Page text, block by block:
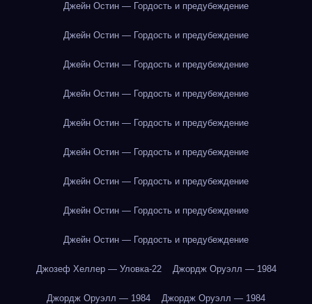
Джейн Остин — Гордость и предубеждение
Джейн Остин — Гордость и предубеждение
Джейн Остин — Гордость и предубеждение
Джейн Остин — Гордость и предубеждение
Джейн Остин — Гордость и предубеждение
Джейн Остин — Гордость и предубеждение
Джейн Остин — Гордость и предубеждение
Джейн Остин — Гордость и предубеждение
Джейн Остин — Гордость и предубеждение
Джозеф Хеллер — Уловка-22 Джордж Оруэлл — 1984
Джордж Оруэлл — 1984 Джордж Оруэлл — 1984